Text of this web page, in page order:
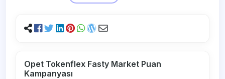
Opet Tokenflex Fasty Market Puan
Kampanyası